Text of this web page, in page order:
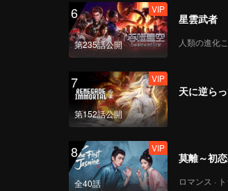
6
第235話公開
VIP
星雲武者
人類の進化
7
第152話公開
VIP
天に逆ら
8
全40話
VIP
莫離～初